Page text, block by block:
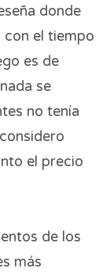
donde
con el tiempo
es de
se
no tenía
el precio
de los
más